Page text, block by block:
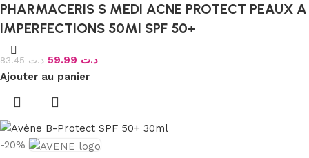
PHARMACERIS S MEDI ACNE PROTECT PEAUX A
IMPERFECTIONS 50Ml SPF 50+
د.ت83.45 د.ت
Ajouter au panier
-20%